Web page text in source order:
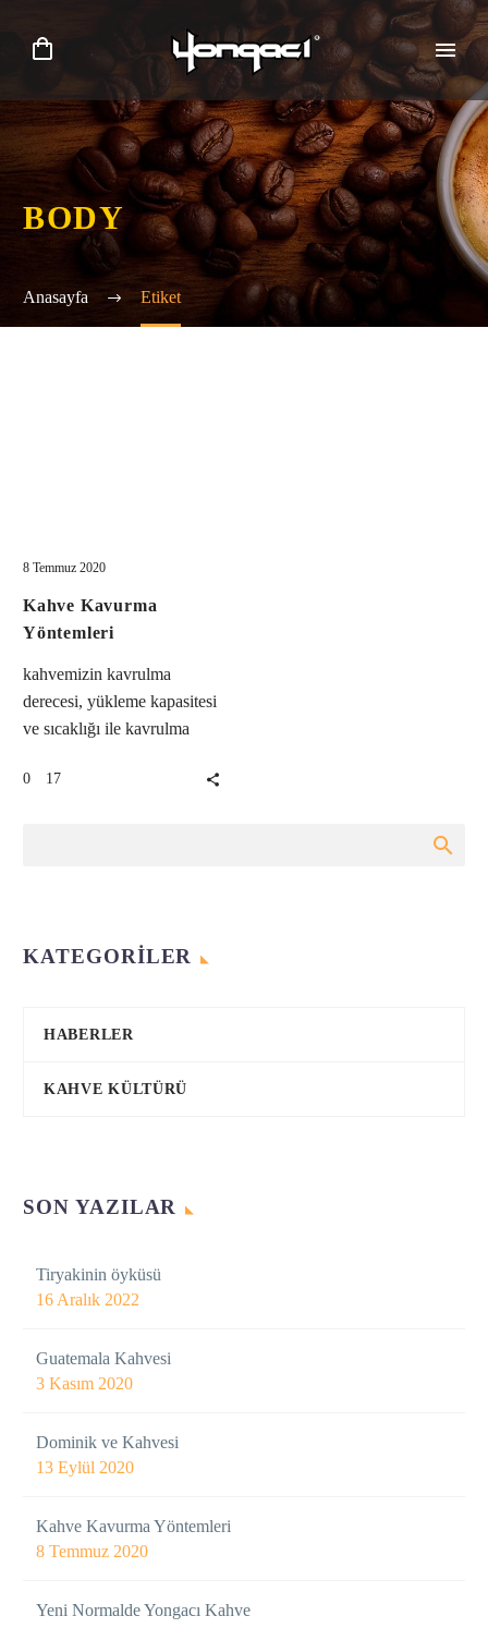
BODY
Anasayfa Etiket
8 Temmuz 2020
Kahve Kavurma
Yöntemleri
kahvemizin kavrulma
derecesi, yükleme kapasitesi
ve sıcaklığı ile kavrulma
verir.
0 17
KATEGORILER
HABERLER
KAHVE KÜLTÜRÜ
SON YAZILAR
Tiryakinin öyküsü
16 Aralık 2022
Guatemala Kahvesi
3 Kasım 2020
Dominik ve Kahvesi
13 Eylül 2020
Kahve Kavurma Yöntemleri
8 Temmuz 2020
Yeni Normalde Yongacı Kahve